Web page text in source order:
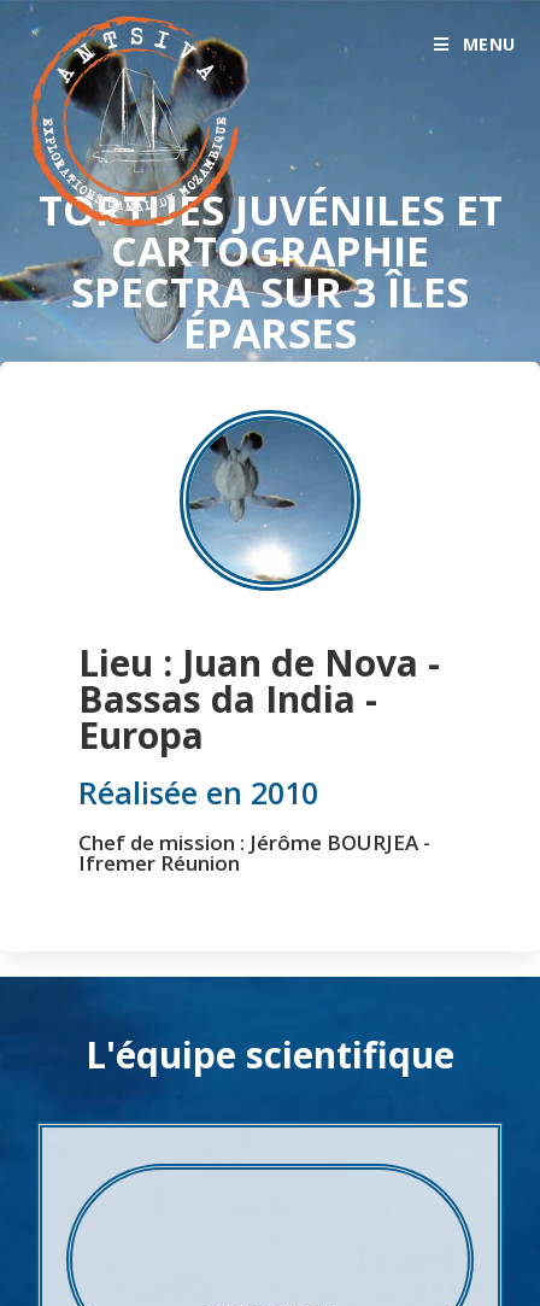
MENU
TORTUES JUVÉNILES ET
CARTOGRAPHIE
SPECTRA SUR 3 ÎLES
ÉPARSES
Lieu : Juan de Nova -
Bassas da India -
Europa
Réalisée en 2010
Chef de mission : Jérôme BOURJEA -
Ifremer Réunion
L'équipe scientifique